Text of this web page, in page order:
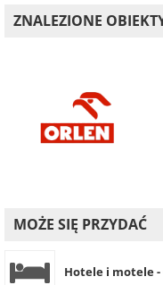
ZNALEZIONE
MOŻE SIĘ PRZYDAĆ
Hotele i motele -